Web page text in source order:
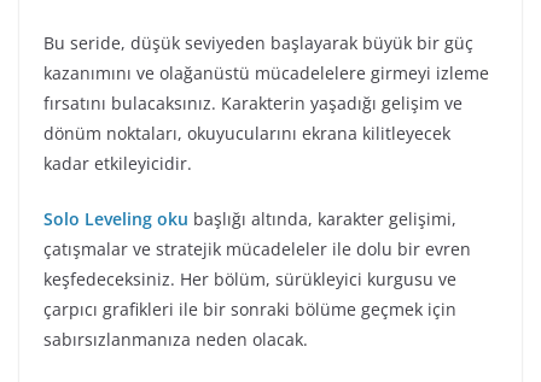
Bu seride, düşük seviyeden başlayarak büyük bir güç
kazanımını ve olağanüstü mücadelelere girmeyi izleme
fırsatını bulacaksınız. Karakterin yaşadığı gelişim ve
dönüm noktaları, okuyucularını ekrana kilitleyecek
kadar etkileyicidir.
Solo Leveling oku başlığı altında, karakter gelişimi,
çatışmalar ve stratejik mücadeleler ile dolu bir evren
keşfedeceksiniz. Her bölüm, sürükleyici kurgusu ve
çarpıcı grafikleri ile bir sonraki bölüme geçmek için
sabırsızlanmanıza neden olacak.